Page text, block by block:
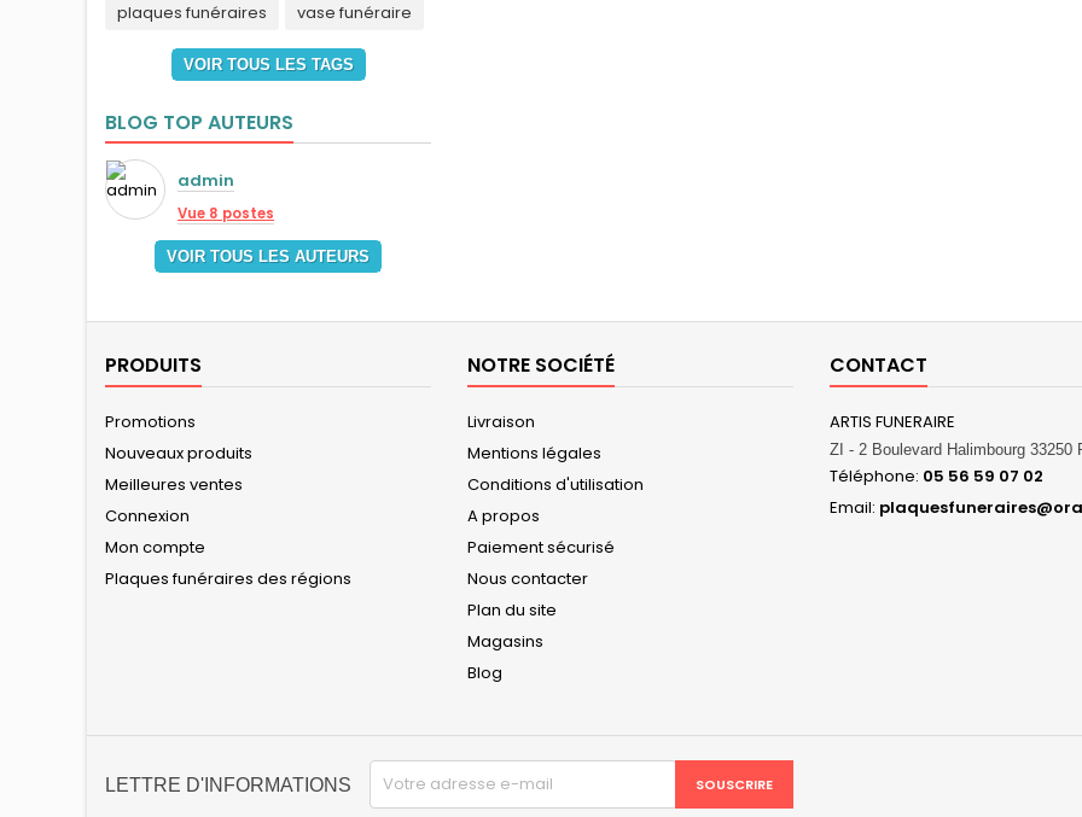
plaques funéraires
vase funéraire
VOIR TOUS LES TAGS
BLOG TOP AUTEURS
admin
Vue 8 postes
VOIR TOUS LES AUTEURS
PRODUITS
Promotions
Nouveaux produits
Meilleures ventes
Connexion
Mon compte
Plaques funéraires des régions
NOTRE SOCIÉTÉ
Livraison
Mentions légales
Conditions d'utilisation
A propos
Paiement sécurisé
Nous contacter
Plan du site
Magasins
Blog
CONTACT
ARTIS FUNERAIRE
ZI - 2 Boulevard Halimbourg 33250
Téléphone: 05 56 59 07 02
Email:
LETTRE D'INFORMATIONS